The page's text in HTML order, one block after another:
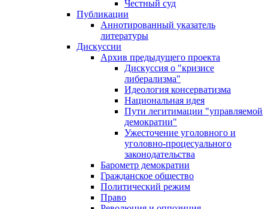
Честный суд
Публикации
Аннотированный указатель
литературы
Дискуссии
Архив предыдущего проекта
Дискуссия о "кризисе
либерализма"
Идеология консерватизма
Национальная идея
Пути легитимации "управляемой
демократии"
Ужесточение уголовного и
уголовно-процесуального
законодательства
Барометр демократии
Гражданское общество
Политический режим
Право